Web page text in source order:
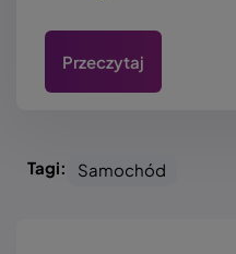
Przeczytaj
Tagi: Samochód